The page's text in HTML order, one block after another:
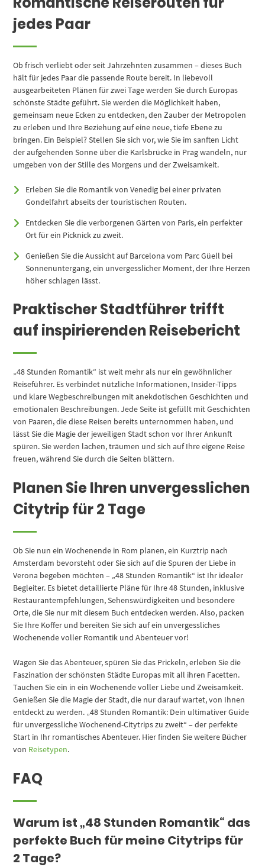
jedes Paar
Ob frisch verliebt oder seit Jahrzehnten zusammen – dieses Buch
hält für jedes Paar die passende Route bereit. In liebevoll
ausgearbeiteten Plänen für zwei Tage werden Sie durch Europas
schönste Städte geführt. Sie werden die Möglichkeit haben,
gemeinsam neue Ecken zu entdecken, den Zauber der Metropolen
zu erleben und Ihre Beziehung auf eine neue, tiefe Ebene zu
bringen. Ein Beispiel? Stellen Sie sich vor, wie Sie im sanften Licht
der aufgehenden Sonne über die Karlsbrücke in Prag wandeln, nur
umgeben von der Stille des Morgens und der Zweisamkeit.
Erleben Sie die Romantik von Venedig bei einer privaten
Gondelfahrt abseits der touristischen Routen.
Entdecken Sie die verborgenen Gärten von Paris, ein perfekter
Ort für ein Picknick zu zweit.
Genießen Sie die Aussicht auf Barcelona vom Parc Güell bei
Sonnenuntergang, ein unvergesslicher Moment, der Ihre Herzen
höher schlagen lässt.
Praktischer Stadtführer trifft
auf inspirierenden Reisebericht
„48 Stunden Romantik“ ist weit mehr als nur ein gewöhnlicher
Reiseführer. Es verbindet nützliche Informationen, Insider-Tipps
und klare Wegbeschreibungen mit anekdotischen Geschichten und
emotionalen Beschreibungen. Jede Seite ist gefüllt mit Geschichten
von Paaren, die diese Reisen bereits unternommen haben, und
lässt Sie die Magie der jeweiligen Stadt schon vor Ihrer Ankunft
spüren. Sie werden lachen, träumen und sich auf Ihre eigene Reise
freuen, während Sie durch die Seiten blättern.
Planen Sie Ihren unvergesslichen
Citytrip für 2 Tage
Ob Sie nun ein Wochenende in Rom planen, ein Kurztrip nach
Amsterdam bevorsteht oder Sie sich auf die Spuren der Liebe in
Verona begeben möchten – „48 Stunden Romantik“ ist Ihr idealer
Begleiter. Es bietet detaillierte Pläne für Ihre 48 Stunden, inklusive
Restaurantempfehlungen, Sehenswürdigkeiten und besondere
Orte, die Sie nur mit diesem Buch entdecken werden. Also, packen
Sie Ihre Koffer und bereiten Sie sich auf ein unvergessliches
Wochenende voller Romantik und Abenteuer vor!
Wagen Sie das Abenteuer, spüren Sie das Prickeln, erleben Sie die
Faszination der schönsten Städte Europas mit all ihren Facetten.
Tauchen Sie ein in ein Wochenende voller Liebe und Zweisamkeit.
Genießen Sie die Magie der Stadt, die nur darauf wartet, von Ihnen
entdeckt zu werden. „48 Stunden Romantik: Dein ultimativer Guide
für unvergessliche Wochenend-Citytrips zu zweit“ – der perfekte
Start in Ihr romantisches Abenteuer. Hier finden Sie weitere Bücher
von Reisetypen.
FAQ
Warum ist „48 Stunden Romantik“ das
perfekte Buch für meine Citytrips für
2 Tage?